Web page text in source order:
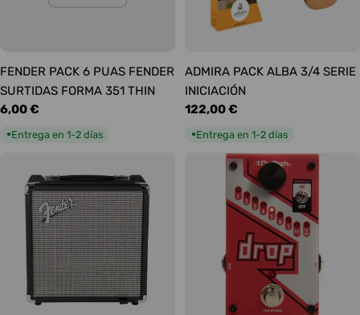
FENDER PACK 6 PUAS FENDER
SURTIDAS FORMA 351 THIN
Precio
6,00 €
●Entrega en 1-2 días
ADMIRA PACK ALBA 3/4 SERIE
INICIACIÓN
Precio
122,00 €
●Entrega en 1-2 días